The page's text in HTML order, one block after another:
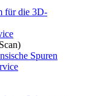
für die 3D-
Spuren